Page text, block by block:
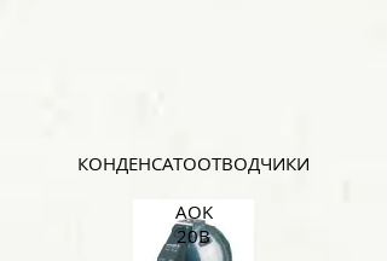
КОНДЕНСАТООТВОДЧИКИ
AOK
20B